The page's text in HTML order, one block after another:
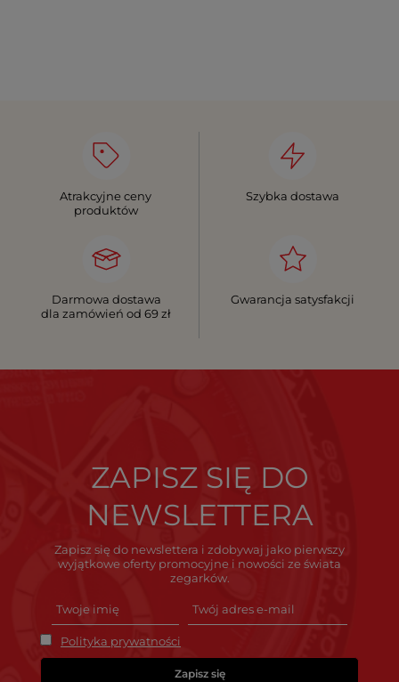
Atrakcyjne ceny
produktów
Szybka dostawa
Darmowa dostawa
dla zamówień od 69 zł
Gwarancja satysfakcji
ZAPISZ SIĘ DO
NEWSLETTERA
Zapisz się do newslettera i zdobywaj jako pierwszy
wyjątkowe oferty promocyjne i nowości ze świata
zegarków.
Polityka prywatności
Zapisz się